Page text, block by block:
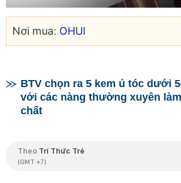
Nơi mua: OHUI
BTV chọn ra 5 kem ủ tóc dưới
với các nàng thường xuyên
chất
Theo Trí Thức Trẻ
(GMT +7)